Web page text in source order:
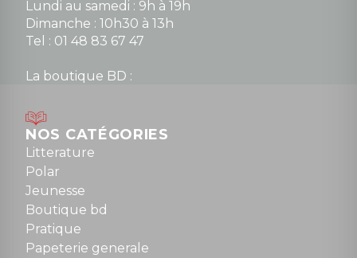
Lundi au samedi : 9h à 19h
Dimanche : 10h30 à 13h
Tel : 01 48 83 67 47
La boutique BD :
Mardi au samedi : 10h à 13h / 14h à 19h
Dimanche : 10h30 à 12h30
Tel : 01 48 89 13 88
NOUS CONTACTER
contact@la-griffe-noire.com
NOS CATÉGORIES
Litterature
Polar
Jeunesse
Boutique bd
Pratique
Papeterie generale